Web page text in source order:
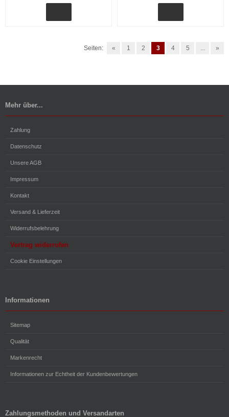
Seiten: « 1 2 3 4 5 ... »
Mehr über...
Zahlung
Datenschutz
Unsere AGB
Impressum
Kontakt
Versand & Lieferzeit
Widerrufsbelehrung
Vertrag widerrufen
Cookie Einstellungen
Informationen
Sitemap
Qualität
Markenrecht
Informationen zur Echtheit der Kundenbewertungen
Zahlungsmethoden und Versandarten